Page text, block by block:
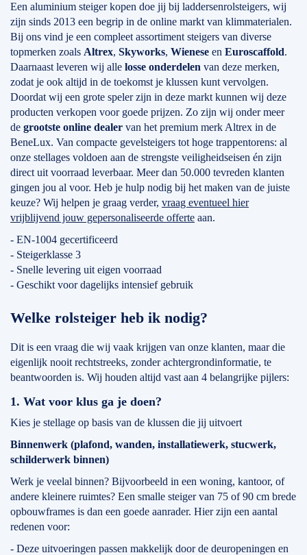
Een aluminium steiger kopen doe jij bij laddersenrolsteigers, wij
zijn sinds 2013 een begrip in de online markt van klimmaterialen.
Bij ons vind je een compleet assortiment steigers van diverse
topmerken zoals Altrex, Skyworks, Wienese en Euroscaffold.
Daarnaast leveren wij alle losse onderdelen van deze merken,
zodat je ook altijd in de toekomst je klussen kunt vervolgen.
Doordat wij een grote speler zijn in deze markt kunnen wij deze
producten verkopen voor goede prijzen. Zo zijn wij onder meer
de grootste online dealer van het premium merk Altrex in de
BeneLux. Van compacte gevelsteigers tot hoge trappentorens: al
onze stellages voldoen aan de strengste veiligheidseisen én zijn
direct uit voorraad leverbaar. Meer dan 50.000 tevreden klanten
gingen jou al voor. Heb je hulp nodig bij het maken van de juiste
keuze? Wij helpen je graag verder, vraag eventueel hier
vrijblijvend jouw gepersonaliseerde offerte aan.
- EN-1004 gecertificeerd
- Steigerklasse 3
- Snelle levering uit eigen voorraad
- Geschikt voor dagelijks intensief gebruik
Welke rolsteiger heb ik nodig?
Dit is een vraag die wij vaak krijgen van onze klanten, maar die
eigenlijk nooit rechtstreeks, zonder achtergrondinformatie, te
beantwoorden is. Wij houden altijd vast aan 4 belangrijke pijlers:
1. Wat voor klus ga je doen?
Kies je stellage op basis van de klussen die jij uitvoert
Binnenwerk (plafond, wanden, installatiewerk, stucwerk,
schilderwerk binnen)
Werk je veelal binnen? Bijvoorbeeld in een woning, kantoor, of
andere kleinere ruimtes? Een smalle steiger van 75 of 90 cm brede
opbouwframes is dan een goede aanrader. Hier zijn een aantal
redenen voor:
- Deze uitvoeringen passen makkelijk door de deuropeningen en